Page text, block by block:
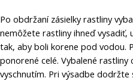
Po obdržaní zásielky rastliny
nemôžete rastliny ihneď
tak, aby boli korene pod vodou.
ponorené celé. Vybalené
vyschnutím. Pri výsadbe